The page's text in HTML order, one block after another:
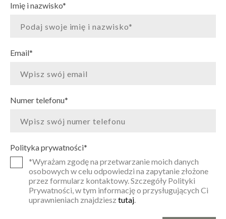
Imię i nazwisko*
Email*
Numer telefonu*
Polityka prywatności*
*Wyrażam zgodę na przetwarzanie moich danych
osobowych w celu odpowiedzi na zapytanie złożone
przez formularz kontaktowy. Szczegóły Polityki
Prywatności, w tym informację o przysługujących Ci
uprawnieniach znajdziesz tutaj.